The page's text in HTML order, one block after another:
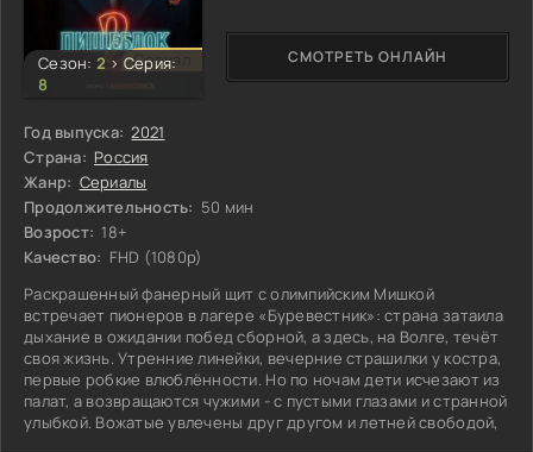
Сериал
Сезон: 2 > Серия:
8
Год выпуска: 2021
Страна: Россия
Жанр: Сериалы
Продолжительность: 50 мин
Возрост: 18+
Качество: FHD (1080p)
Раскрашенный фанерный щит с олимпийским Мишкой
встречает пионеров в лагере «Буревестник»: страна затаила
дыхание в ожидании побед сборной, а здесь, на Волге, течёт
своя жизнь. Утренние линейки, вечерние страшилки у костра,
первые робкие влюблённости. Но по ночам дети исчезают из
палат, а возвращаются чужими - с пустыми глазами и странной
улыбкой. Вожатые увлечены друг другом и летней свободой,
СМОТРЕТЬ ОНЛАЙН